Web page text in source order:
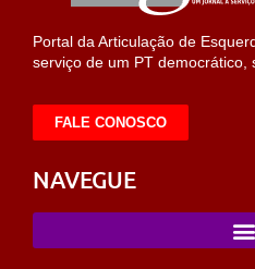
Portal da Articulação de
serviço de um PT democrático,
FALE CONOSCO
NAVEGUE